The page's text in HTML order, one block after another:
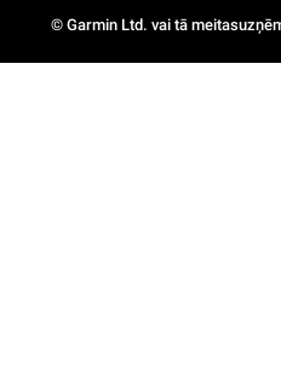
© Garmin Ltd. vai tā